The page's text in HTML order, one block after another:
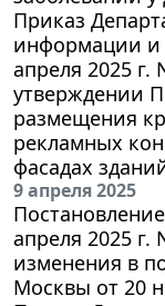
Приказ
информации и
апреля 2025 г.
утверждении
размещения
рекламных
фасадах
9 апреля 2025
апреля 2025
изменения в
Москвы от 20